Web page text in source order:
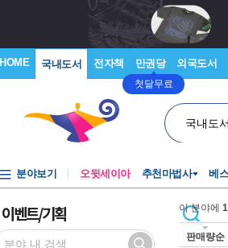
HOME 국내도서 전자책 만권당
첫달무료
외국도서
국내도
분야보기 오뒷세이아 추천마법사 베
이벤트/기획 이 분야에
판매량순